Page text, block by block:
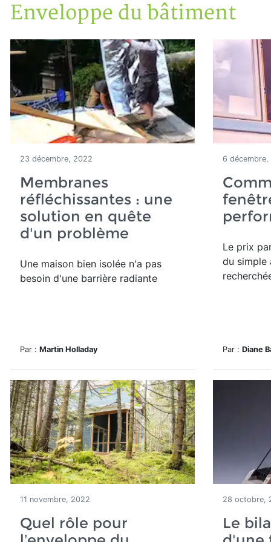
Accueil
Articles
Enveloppe du bâtiment
Enveloppe du bâtiment
23 décembre, 2022
Membranes
réfléchissantes : une
solution en quête
d'un problème
Une maison bien isolée n'a pas
besoin d'une barrière radiante
Par : Martin Holladay
6
Le prix
du simple
Par : Diane
11 novembre, 2022
Quel rôle pour
28 octobre,
Le